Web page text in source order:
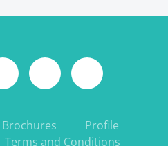
Brochures
Profile
Terms and Conditions